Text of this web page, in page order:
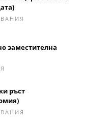
заместителна
ръст